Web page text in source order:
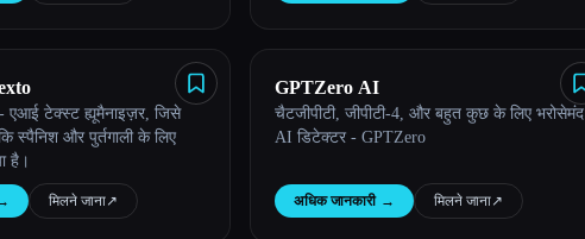
- एआई टेक्स्ट ह्यूमैनाइज़र, जिसे
स्पैनिश और पुर्तगाली के लिए
है।
मिलने जाना↗︎
GPTZero AI
चैटजीपीटी, जीपीटी-4, और बहुत कुछ के लिए भरोसेमंद
AI डिटेक्टर - GPTZero
अधिक जानकारी → मिलने जाना↗︎